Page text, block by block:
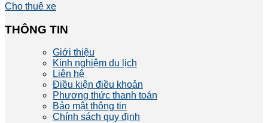
Cho thuê xe
THÔNG TIN
Giới thiệu
Kinh nghiệm du lịch
Liên hệ
Điều kiện điều khoản
Phương thức thanh toán
Bảo mật thông tin
Chính sách quy định